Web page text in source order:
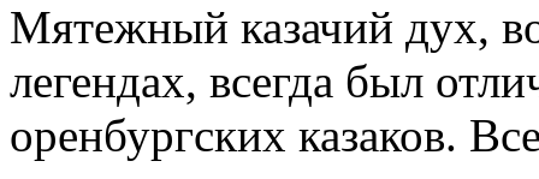
Мятежный казачий дух,
легендах, всегда был
оренбургских казаков.